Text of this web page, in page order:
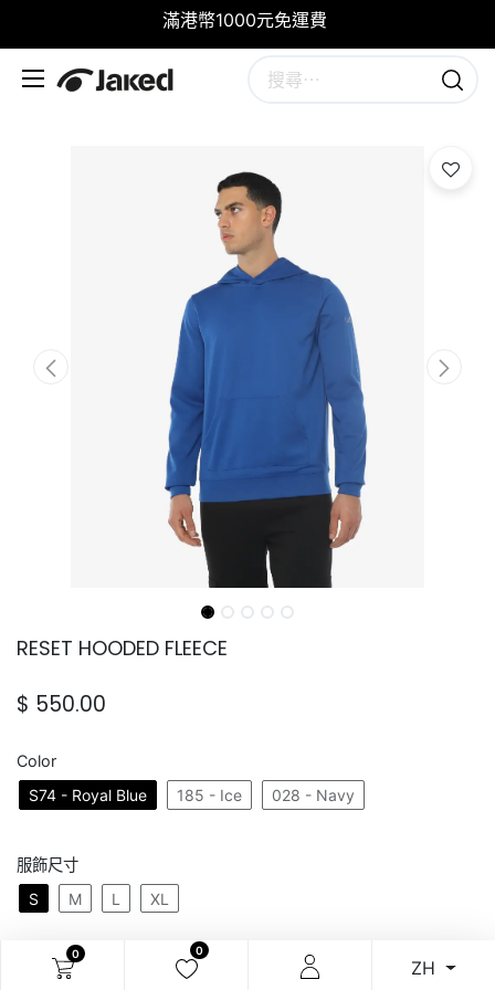
0 0
ZH
滿港幣1000元免運費
RESET HOODED FLEECE
$ 550.00
Color
S74 - Royal Blue
185 - Ice 028 - Navy
服飾尺寸
S
M L XL
加入購物車